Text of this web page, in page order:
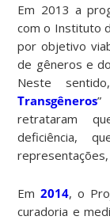
Em 2013 a
com o Instituto
por objetivo
de gêneros e
Neste
Transgêneros”
retrataram
deficiência,
Em2014, o
curadoria e